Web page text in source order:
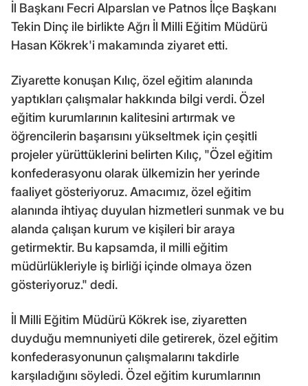
İl Başkanı Fecri Alparslan ve Patnos İlçe Başkanı
Tekin Dinç ile birlikte Ağrı İl Milli Eğitim Müdürü
Hasan Kökrek'i makamında ziyaret etti.
Ziyarette konuşan Kılıç, özel eğitim alanında
yaptıkları çalışmalar hakkında bilgi verdi. Özel
eğitim kurumlarının kalitesini artırmak ve
öğrencilerin başarısını yükseltmek için çeşitli
projeler yürüttüklerini belirten Kılıç, "Özel eğitim
konfederasyonu olarak ülkemizin her yerinde
faaliyet gösteriyoruz. Amacımız, özel eğitim
alanında ihtiyaç duyulan hizmetleri sunmak ve bu
alanda çalışan kurum ve kişileri bir araya
getirmektir. Bu kapsamda, il milli eğitim
müdürlükleriyle iş birliği içinde olmaya özen
gösteriyoruz." dedi.
İl Milli Eğitim Müdürü Kökrek ise, ziyaretten
duyduğu memnuniyeti dile getirerek, özel eğitim
konfederasyonunun çalışmalarını takdirle
karşıladığını söyledi. Özel eğitim kurumlarının